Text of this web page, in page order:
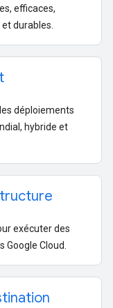
efficaces,
durables.
déploiements
hybride et
exécuter des
Cloud.